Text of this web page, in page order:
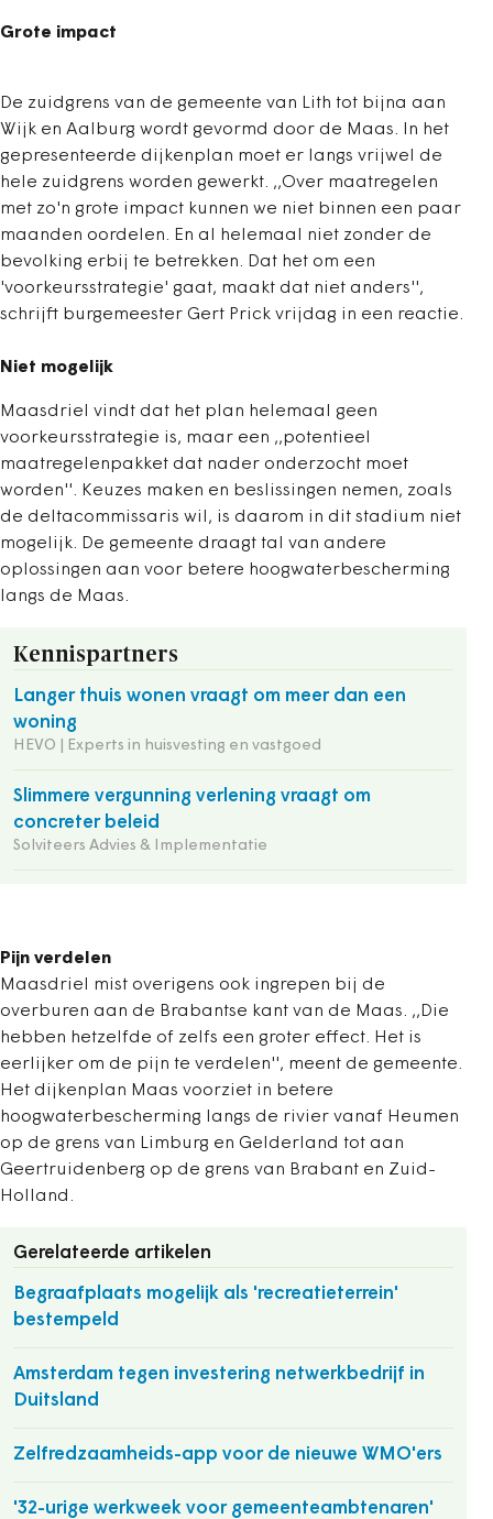
Grote impact
De zuidgrens van de gemeente van Lith tot bijna aan
Wijk en Aalburg wordt gevormd door de Maas. In het
gepresenteerde dijkenplan moet er langs vrijwel de
hele zuidgrens worden gewerkt. ,,Over maatregelen
met zo'n grote impact kunnen we niet binnen een paar
maanden oordelen. En al helemaal niet zonder de
bevolking erbij te betrekken. Dat het om een
'voorkeursstrategie' gaat, maakt dat niet anders'',
schrijft burgemeester Gert Prick vrijdag in een reactie.
Niet mogelijk
Maasdriel vindt dat het plan helemaal geen
voorkeursstrategie is, maar een ,,potentieel
maatregelenpakket dat nader onderzocht moet
worden''. Keuzes maken en beslissingen nemen, zoals
de deltacommissaris wil, is daarom in dit stadium niet
mogelijk. De gemeente draagt tal van andere
oplossingen aan voor betere hoogwaterbescherming
langs de Maas.
Kennispartners
Langer thuis wonen vraagt om meer dan een
woning
HEVO | Experts in huisvesting en vastgoed
Slimmere vergunning verlening vraagt om
concreter beleid
Solviteers Advies & Implementatie
Pijn verdelen
Maasdriel mist overigens ook ingrepen bij de
overburen aan de Brabantse kant van de Maas. ,,Die
hebben hetzelfde of zelfs een groter effect. Het is
eerlijker om de pijn te verdelen'', meent de gemeente.
Het dijkenplan Maas voorziet in betere
hoogwaterbescherming langs de rivier vanaf Heumen
op de grens van Limburg en Gelderland tot aan
Geertruidenberg op de grens van Brabant en Zuid-
Holland.
Gerelateerde artikelen
Begraafplaats mogelijk als 'recreatieterrein'
bestempeld
Amsterdam tegen investering netwerkbedrijf in
Duitsland
Zelfredzaamheids-app voor de nieuwe WMO'ers
'32-urige werkweek voor gemeenteambtenaren'